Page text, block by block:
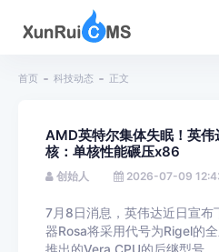
首页 科技动态 正文
AMD英特尔集体失眠！英
核：单核性能碾压x86
创始人 2026-07-09
7月8日消息，英伟达近日宣布
器Rosa将采用代号为Rigel的